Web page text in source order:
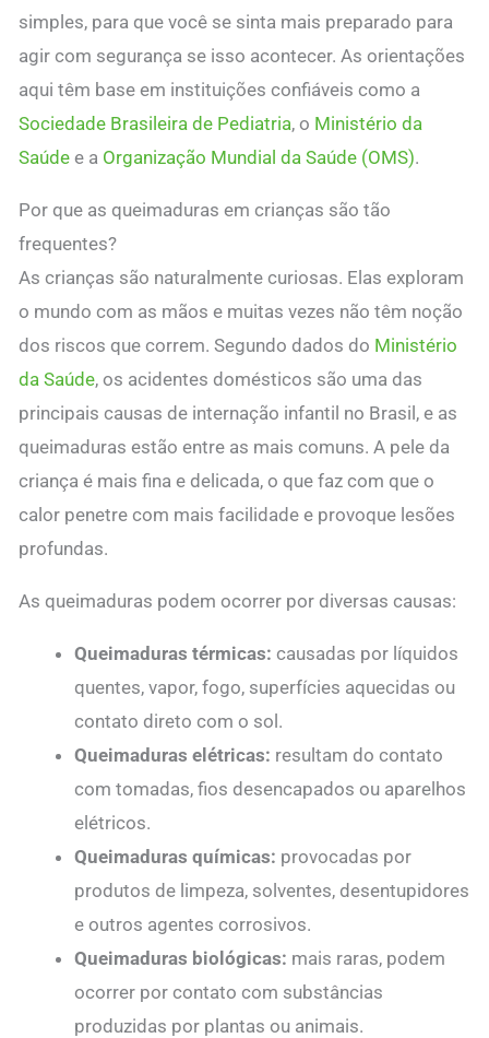
simples, para que você se sinta mais preparado para
agir com segurança se isso acontecer. As orientações
aqui têm base em instituições confiáveis como a
Sociedade Brasileira de Pediatria, o Ministério da
Saúde e a Organização Mundial da Saúde (OMS).
Por que as queimaduras em crianças são tão
frequentes?
As crianças são naturalmente curiosas. Elas exploram
o mundo com as mãos e muitas vezes não têm noção
dos riscos que correm. Segundo dados do Ministério
da Saúde, os acidentes domésticos são uma das
principais causas de internação infantil no Brasil, e as
queimaduras estão entre as mais comuns. A pele da
criança é mais fina e delicada, o que faz com que o
calor penetre com mais facilidade e provoque lesões
profundas.
As queimaduras podem ocorrer por diversas causas:
Queimaduras térmicas: causadas por líquidos
quentes, vapor, fogo, superfícies aquecidas ou
contato direto com o sol.
Queimaduras elétricas: resultam do contato
com tomadas, fios desencapados ou aparelhos
elétricos.
Queimaduras químicas: provocadas por
produtos de limpeza, solventes, desentupidores
e outros agentes corrosivos.
Queimaduras biológicas: mais raras, podem
ocorrer por contato com substâncias
produzidas por plantas ou animais.